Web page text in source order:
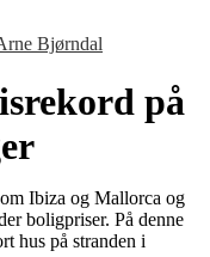
Bjørndal
på
Ibiza og Mallorca og
boligpriser. På denne
hus på stranden i